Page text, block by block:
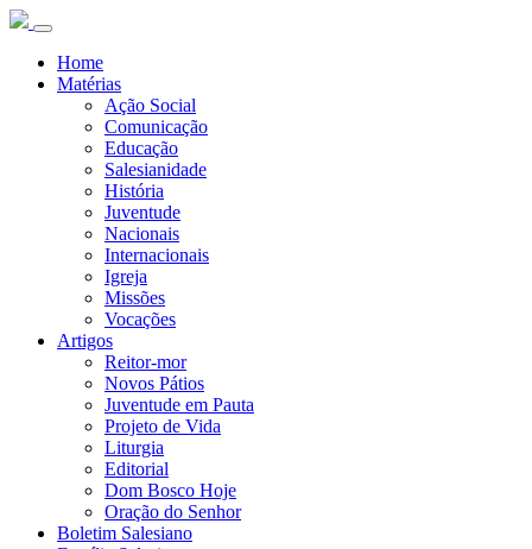
Home
Matérias
Ação Social
Comunicação
Educação
Salesianidade
História
Juventude
Nacionais
Internacionais
Igreja
Missões
Vocações
Artigos
Reitor-mor
Novos Pátios
Juventude em Pauta
Projeto de Vida
Liturgia
Editorial
Dom Bosco Hoje
Oração do Senhor
Boletim Salesiano